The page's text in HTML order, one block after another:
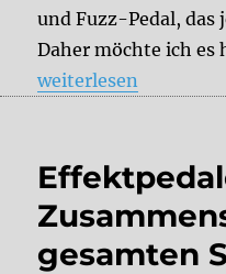
und Fuzz-Pedal, das
Daher möchte ich es
„Testbericht: BYOC
weiterlesen
gesamten